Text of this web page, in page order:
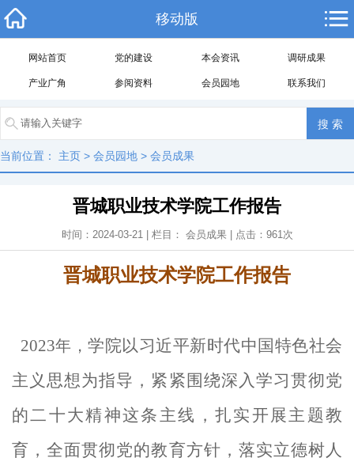
移动版
网站首页 党的建设 本会资讯 调研成果
产业广角 参阅资料 会员园地 联系我们
当前位置： 主页 > 会员园地 > 会员成果
晋城职业技术学院工作报告
时间：2024-03-21 | 栏目： 会员成果| 点击： 961次
晋城职业技术学院工作报告
2023年，学院以习近平新时代中国特色社会
主义思想为指导，紧紧围绕深入学习贯彻党
的二十大精神这条主线，扎实开展主题教
育，全面贯彻党的教育方针，落实立德树人